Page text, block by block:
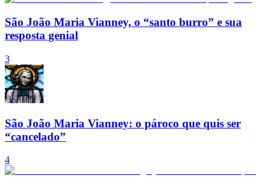
São João Maria Vianney, o “santo burro” e sua
resposta genial
3
São João Maria Vianney: o pároco que quis ser
“cancelado”
4